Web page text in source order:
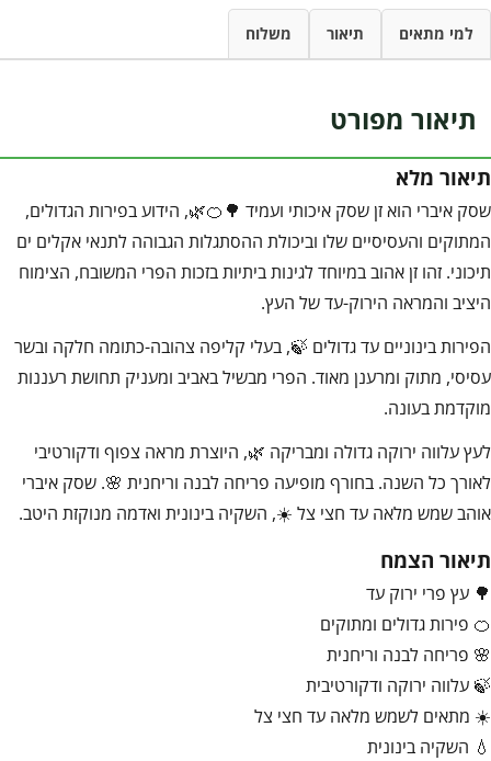
למי מתאים תיאור משלוח
תיאור מפורט
תיאור מלא
שסק איברי הוא זן שסק איכותי ועמיד 🌳🍊🌿, הידוע בפירות הגדולים,
המתוקים והעסיסיים שלו וביכולת ההסתגלות הגבוהה לתנאי אקלים ים
תיכוני. זהו זן אהוב במיוחד לגינות ביתיות בזכות הפרי המשובח, הצימוח
היציב והמראה הירוק-עד של העץ.
הפירות בינוניים עד גדולים 🍃, בעלי קליפה צהובה-כתומה חלקה ובשר
עסיסי, מתוק ומרענן מאוד. הפרי מבשיל באביב ומעניק תחושת רעננות
מוקדמת בעונה.
לעץ עלווה ירוקה גדולה ומבריקה 🌿, היוצרת מראה צפוף ודקורטיבי
לאורך כל השנה. בחורף מופיעה פריחה לבנה וריחנית 🌸. שסק איברי
אוהב שמש מלאה עד חצי צל ☀️, השקיה בינונית ואדמה מנוקזת היטב.
תיאור הצמח
🌳 עץ פרי ירוק עד
🍊 פירות גדולים ומתוקים
🌸 פריחה לבנה וריחנית
🍃 עלווה ירוקה ודקורטיבית
☀️ מתאים לשמש מלאה עד חצי צל
💧 השקיה בינונית